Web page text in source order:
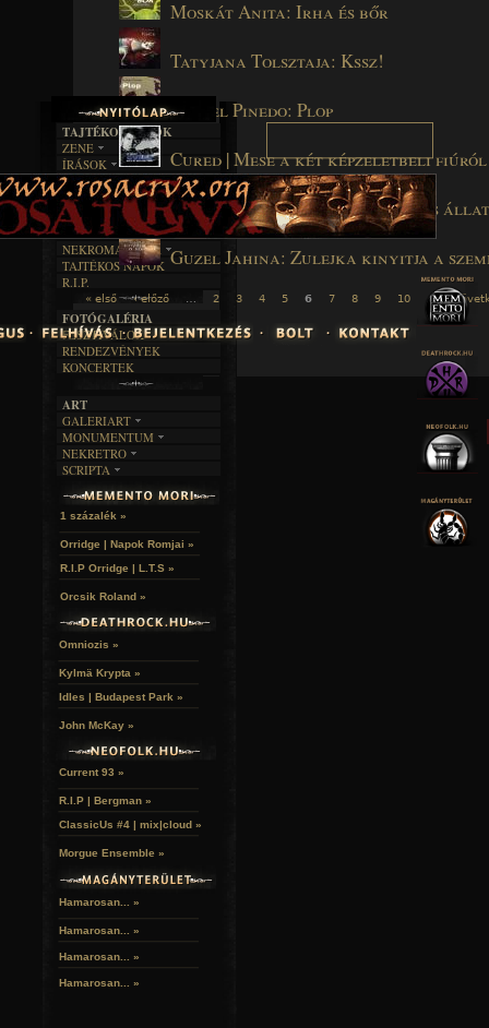
Moskát Anita: Irha és bőr
Tatyjana Tolsztaja: Kssz!
Rafael Pinedo: Plop
Cured | Mese a két képzeletbeli fiúról
Max Porter: A ​bánat egy tollas állat
Guzel Jahina: Zulejka kinyitja a
« első ‹ előző 2 3 4 5 6 7 8 9 10 …
TAJTÉKOS LAPOK
ZENE
EGYÜTTESEK
INTERJÚK
FORDÍTÁSOK
DALSZÖVEGEK
ÍRÁSOK
IRODALOM
FILM
MŰVÉSZET
ÍRÁSTÖRTÉNET
BOSZORKÁNYKONYHA
FEKETE HUMOR
KÉPES
SZÖVEGES
RENDEZVÉNYEK
NEKROMANTIKA
AKTUÁLIS
A MÚLT
TAJTÉKOS NAPOK
R.I.P.
FOTÓGALÉRIA
FESZTIVÁLOK
RENDEZVÉNYEK
KONCERTEK
ART
GALERIART
ARTGALERI
KÉPREGÉNYEK
LAKÁSKULTS
MONUMENTUM
TEMETŐK
TEMPLOMOK
VÁRAK
HELYEK
NEKRETRO
SZUBKULT
FEKETE LYUK
RELIKVIÁK
SCRIPTA
NOVELLÁK
VERSEK
1 százalék »
Orridge | Napok Romjai »
R.I.P Orridge | L.T.S »
Orcsik Roland »
Omniozis »
Kylmä Krypta »
Idles | Budapest Park »
John McKay »
Current 93 »
R.I.P | Bergman »
ClassicUs #4 | mix|cloud »
Morgue Ensemble »
Hamarosan... »
Hamarosan... »
Hamarosan... »
Hamarosan... »